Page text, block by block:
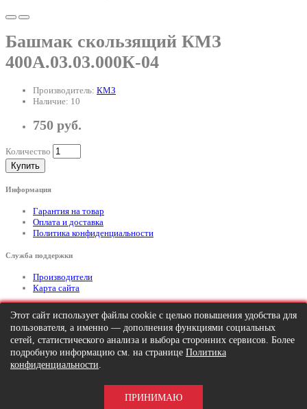
Башмак скользящий КМЗ
400А.03.03.000К-04
Производитель: КМЗ
Наличие: 10
750 руб.
Количество
Купить
Информация
Гарантия на товар
Оплата и доставка
Политика конфиденциальности
Служба поддержки
Производители
Карта сайта
Дополнительно
Тел: +7 (495) 646-82-95 mailto:info@apexx.ru
Вся информация и цены на товар, размещенные на данном сайте, носят
информационный характер и ни при каких обстоятельствах не является
публичной офертой!
Этот сайт использует файлы cookie с целью повышения удобства для
пользователя, а именно — дополнения функциями социальных
сетей, статистического анализа и выбора сторонних сервисов. Более
подробную информацию см. на странице Политика
конфиденциальности.
ПРИНИМАЮ